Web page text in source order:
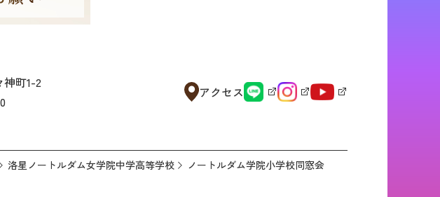
神町1-2
アクセス
洛星ノートルダム女学院中学高等学校 ノートルダム学院小学校同窓会